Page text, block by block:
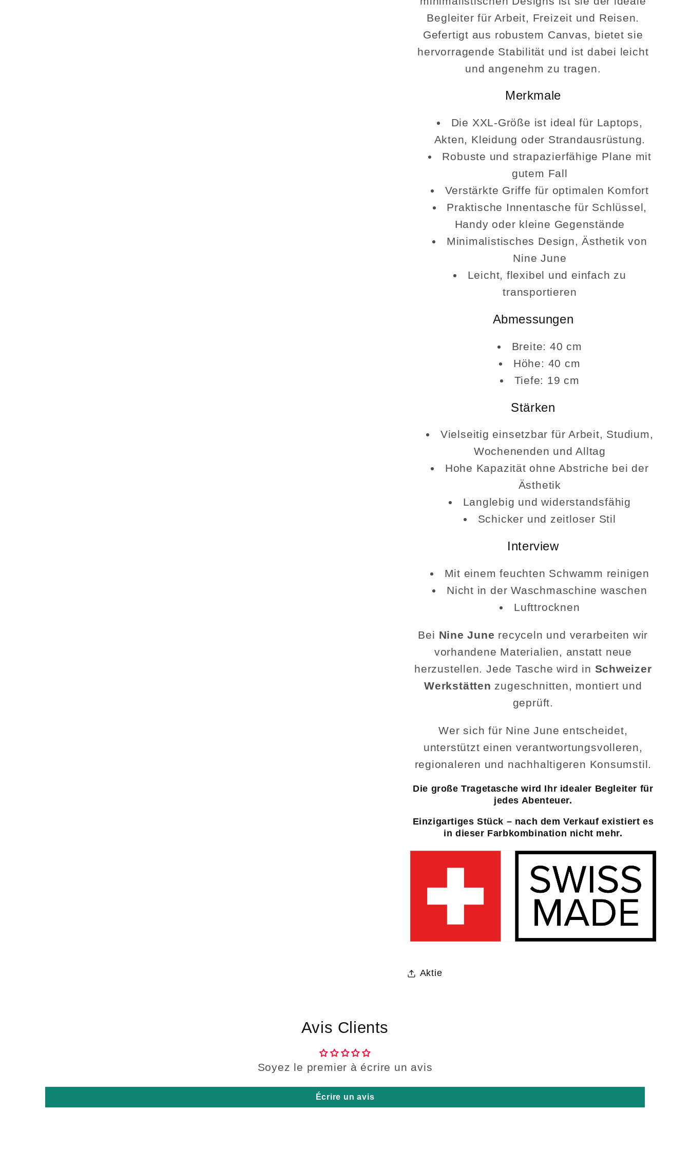
Begleiter für Arbeit, Freizeit und Reisen.
Gefertigt aus robustem Canvas, bietet sie
hervorragende Stabilität und ist dabei leicht
und angenehm zu tragen.
Merkmale
Die XXL-Größe ist ideal für Laptops,
Akten, Kleidung oder Strandausrüstung.
Robuste und strapazierfähige Plane mit
gutem Fall
Verstärkte Griffe für optimalen Komfort
Praktische Innentasche für Schlüssel,
Handy oder kleine Gegenstände
Minimalistisches Design, Ästhetik von
Nine June
Leicht, flexibel und einfach zu
transportieren
Abmessungen
Breite: 40 cm
Höhe: 40 cm
Tiefe: 19 cm
Stärken
Vielseitig einsetzbar für Arbeit, Studium,
Wochenenden und Alltag
Hohe Kapazität ohne Abstriche bei der
Ästhetik
Langlebig und widerstandsfähig
Schicker und zeitloser Stil
Interview
Mit einem feuchten Schwamm reinigen
Nicht in der Waschmaschine waschen
Lufttrocknen
Bei Nine June recyceln und verarbeiten wir
vorhandene Materialien, anstatt neue
herzustellen. Jede Tasche wird in Schweizer
Werkstätten zugeschnitten, montiert und
geprüft.
Wer sich für Nine June entscheidet,
unterstützt einen verantwortungsvolleren,
regionaleren und nachhaltigeren Konsumstil.
Die große Tragetasche wird Ihr idealer Begleiter für
jedes Abenteuer.
Einzigartiges Stück – nach dem Verkauf existiert es
in dieser Farbkombination nicht mehr.
Aktie
Avis Clients
Soyez le premier à écrire un avis
Écrire un avis